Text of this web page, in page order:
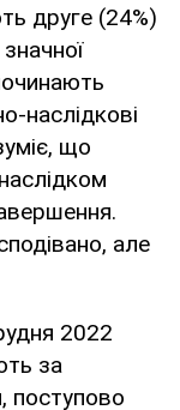
друге (24%)
наслідкові
що
але
2022
за
поступово